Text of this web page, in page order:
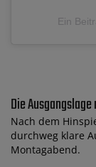
Ein
Die
Nach dem
durchweg klare
Montagabend.